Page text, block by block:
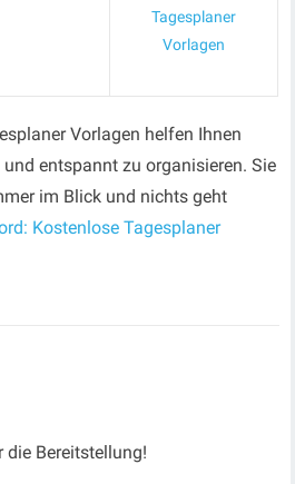
Tagesplaner
Vorlagen
Vorlagen helfen Ihnen
entspannt zu organisieren. Sie
im Blick und nichts geht
Kostenlose Tagesplaner
die Bereitstellung!